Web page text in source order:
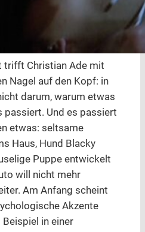
trifft Christian Ade mit
Nagel auf den Kopf: in
darum, warum etwas
passiert. Und es passiert
etwas: seltsame
Haus, Hund Blacky
Puppe entwickelt
will nicht mehr
Am Anfang scheint
Akzente
in einer